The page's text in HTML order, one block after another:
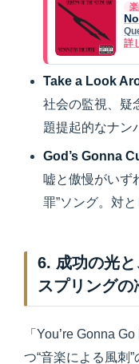
詳
Take a Look
社会の監視、疑
題提起的なナン
God’s Gonna
嘘と傲慢がいず
罪”ソング。対
6. 成功の光
スプリングの
「You’re Gonna
つ“音楽による風刺”